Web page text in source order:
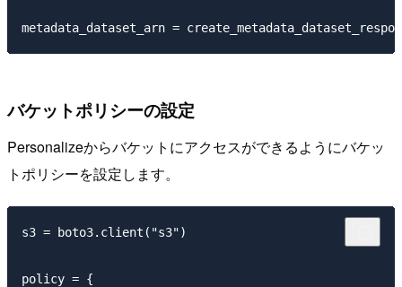
バケットポリシーの設定
Personalizeからバケットにアクセスができるようにバケッ
トポリシーを設定します。
s3 = boto3.client("s3")
policy = {